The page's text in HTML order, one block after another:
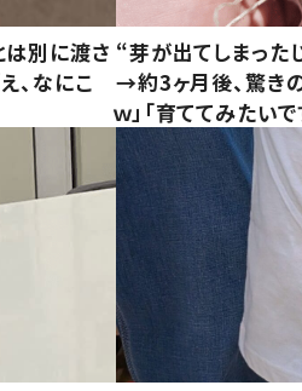
別に渡さ
、なにこ
“芽が出てしまっ
→約3ヶ月後、驚き
ｗ」「育ててみたいで